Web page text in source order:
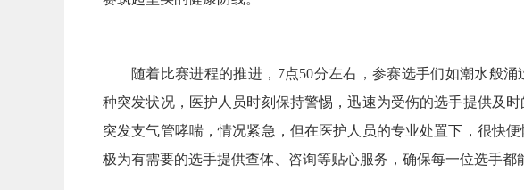
随着比赛进程的推进，7点50分左右，参赛选手们如潮水般
种突发状况，医护人员时刻保持警惕，迅速为受伤的选手提供及
突发支气管哮喘，情况紧急，但在医护人员的专业处置下，很快
极为有需要的选手提供查体、咨询等贴心服务，确保每一位选手都